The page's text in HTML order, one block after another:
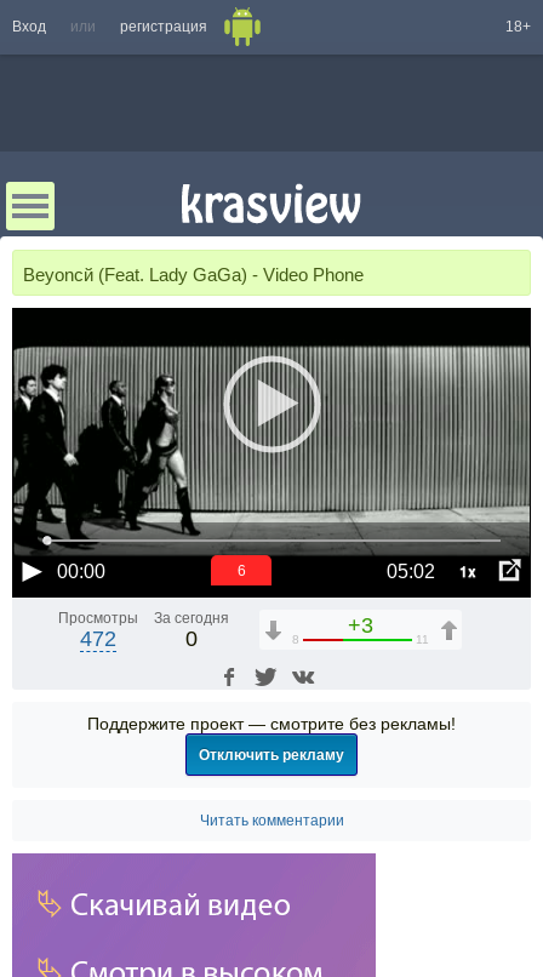
Вход или регистрация 18+
Beyoncй (Feat. Lady GaGa) - Video Phone
00:00 05:02 1x
6
Просмотры
472
За сегодня
0
+3
8 11
Поддержите проект — смотрите без рекламы!
Отключить рекламу
Читать комментарии